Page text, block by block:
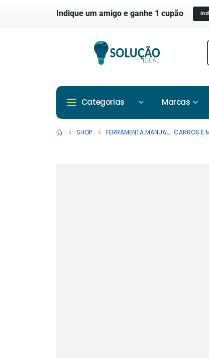
Indique um amigo e ganhe 1 cupão
Categorias Marcas
SHOP FERRAMENTA MANUAL, CARROS E